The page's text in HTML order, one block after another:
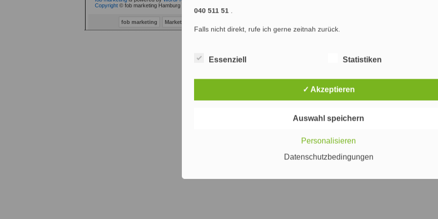
Copyright © fob marketing Hamburg (fob® 2002-2010) : Marketing & SEO Agentur Hamburg : Marketing, Online Marketing und
fob marketing Marketing Consulting Hamburg
040 511 51 .
Falls nicht direkt, rufe ich gerne zeitnah zurück.
Essenziell Statistiken
✓ Akzeptieren
Auswahl speichern
Personalisieren
Datenschutzbedingungen